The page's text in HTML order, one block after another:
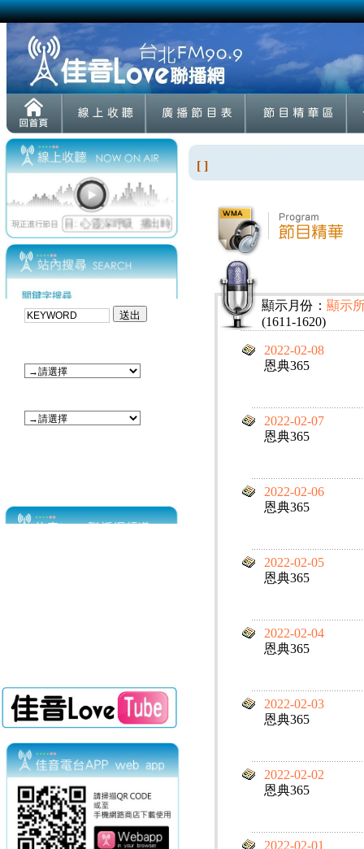
[ ]
顯示月份： 顯示
(1611-1620)
2022-02-08
恩典365
2022-02-07
恩典365
2022-02-06
恩典365
2022-02-05
恩典365
2022-02-04
恩典365
2022-02-03
恩典365
2022-02-02
恩典365
2022-02-01